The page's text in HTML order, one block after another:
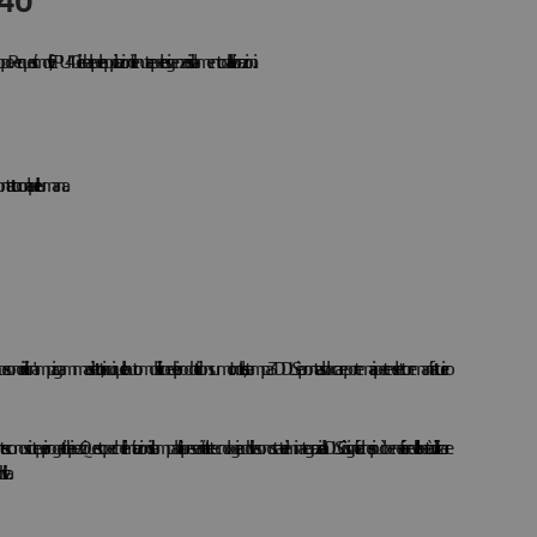
questi motivi, EPU 40 è ideale per le applicazioni di tenuta e per le esigenze di isolamento dalle vibrazioni.
con la pelle umana.
utili in un'ampia gamma di settori, tra cui quello automobilistico e dei prodotti di consumo. Inoltre, la stampa 3D DLS è pronta a sbloccare porte mai aperte nel settore manifatturiero
dei pezzi. Questo perché le limitazioni di stampabilità presenti in altre tecnologie additive sono state eliminate grazie alla DLS. Ciò significa che si può beneficiare della libertà di utilizzare